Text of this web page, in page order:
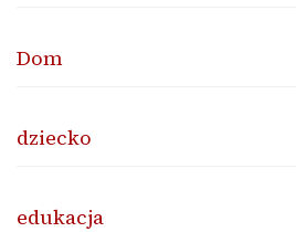
Dom
dziecko
edukacja